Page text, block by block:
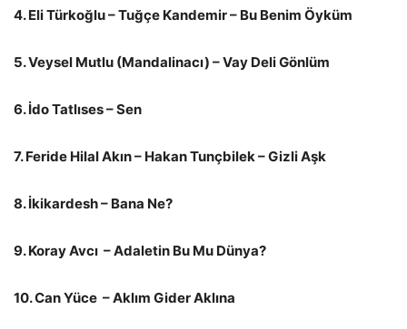
4. Eli Türkoğlu – Tuğçe Kandemir – Bu Benim Öyküm
5. Veysel Mutlu (Mandalinacı) – Vay Deli Gönlüm
6. İdo Tatlıses – Sen
7. Feride Hilal Akın – Hakan Tunçbilek – Gizli Aşk
8. İkikardesh – Bana Ne?
9. Koray Avcı – Adaletin Bu Mu Dünya?
10. Can Yüce – Aklım Gider Aklına